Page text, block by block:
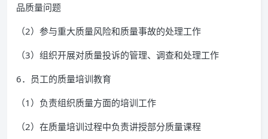
品质量问题
（2）参与重大质量风险和质量事故的处理工作
（3）组织开展对质量投诉的管理、调查和处理工作
6．员工的质量培训教育
（1）负责组织质量方面的培训工作
（2）在质量培训过程中负责讲授部分质量课程